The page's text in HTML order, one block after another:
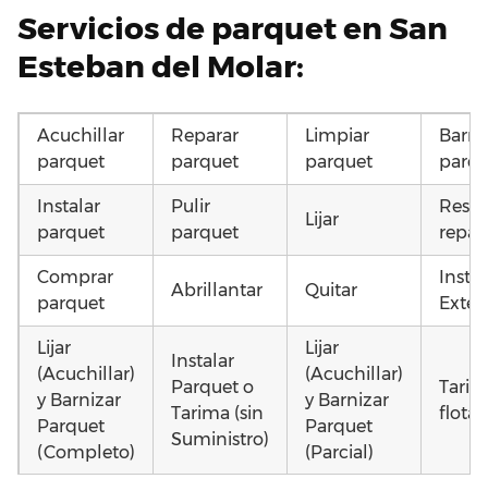
Servicios de parquet en San
Esteban del Molar:
Acuchillar
parquet
Reparar
parquet
Limpiar
parquet
Instalar
parquet
Pulir
parquet
Lijar
Comprar
parquet
Abrillantar Quitar
Lijar
(Acuchillar)
y Barnizar
Parquet
(Completo)
Instalar
Parquet o
Tarima (sin
Suministro)
Lijar
(Acuchillar)
y Barnizar
Parquet
(Parcial)